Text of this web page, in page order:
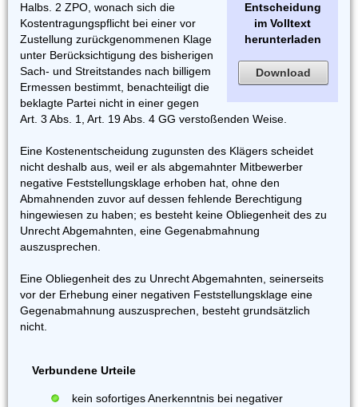
Entscheidung
im Volltext
herunterladen
Download
Halbs. 2 ZPO, wonach sich die
Kostentragungspflicht bei einer vor
Zustellung zurückgenommenen Klage
unter Berücksichtigung des bisherigen
Sach- und Streitstandes nach billigem
Ermessen bestimmt, benachteiligt die
beklagte Partei nicht in einer gegen
Art. 3 Abs. 1, Art. 19 Abs. 4 GG verstoßenden Weise.
Eine Kostenentscheidung zugunsten des Klägers scheidet
nicht deshalb aus, weil er als abgemahnter Mitbewerber
negative Feststellungsklage erhoben hat, ohne den
Abmahnenden zuvor auf dessen fehlende Berechtigung
hingewiesen zu haben; es besteht keine Obliegenheit des zu
Unrecht Abgemahnten, eine Gegenabmahnung
auszusprechen.
Eine Obliegenheit des zu Unrecht Abgemahnten, seinerseits
vor der Erhebung einer negativen Feststellungsklage eine
Gegenabmahnung auszusprechen, besteht grundsätzlich
nicht.
Verbundene Urteile
kein sofortiges Anerkenntnis bei negativer